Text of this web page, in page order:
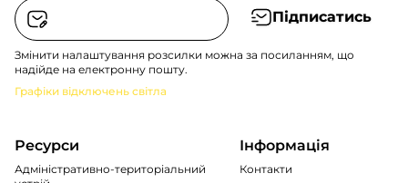
Підписатись
Змінити налаштування розсилки можна за посиланням, що
надійде на електронну пошту.
Графіки відключень світла
Ресурси
Адміністративно-територіальний
Інформація
Контакти